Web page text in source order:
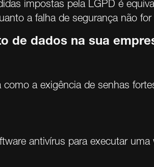
impostas pela LGPD é
a falha de segurança não for
de dados na sua
a exigência de senhas
antivírus para executar uma